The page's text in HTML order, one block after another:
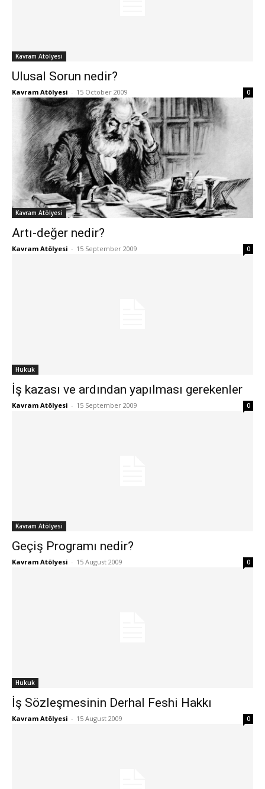
Kavram Atölyesi
Ulusal Sorun nedir?
Kavram Atölyesi - 15 October 2009 0
Kavram Atölyesi
Artı-değer nedir?
Kavram Atölyesi - 15 September 2009 0
Hukuk
İş kazası ve ardından yapılması gerekenler
Kavram Atölyesi - 15 September 2009 0
Kavram Atölyesi
Geçiş Programı nedir?
Kavram Atölyesi - 15 August 2009 0
Hukuk
İş Sözleşmesinin Derhal Feshi Hakkı
Kavram Atölyesi - 15 August 2009 0